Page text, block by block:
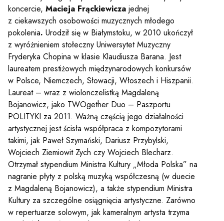
koncercie, Macieja Frąckiewicza jednej
z ciekawszych osobowości muzycznych młodego
pokolenia. Urodził się w Białymstoku, w 2010 ukończył
z wyróżnieniem stołeczny Uniwersytet Muzyczny
Fryderyka Chopina w klasie Klaudiusza Barana. Jest
laureatem prestiżowych międzynarodowych konkursów
w Polsce, Niemczech, Słowacji, Włoszech i Hiszpanii.
Laureat – wraz z wiolonczelistką Magdaleną
Bojanowicz, jako TWOgether Duo – Paszportu
POLITYKI za 2011. Ważną częścią jego działalności
artystycznej jest ścisła współpraca z kompozytorami
takimi, jak Paweł Szymański, Dariusz Przybylski,
Wojciech Ziemiowit Zych czy Wojciech Blecharz.
Otrzymał stypendium Ministra Kultury „Młoda Polska” na
nagranie płyty z polską muzyką współczesną (w duecie
z Magdaleną Bojanowicz), a także stypendium Ministra
Kultury za szczególne osiągnięcia artystyczne. Zarówno
w repertuarze solowym, jak kameralnym artysta trzyma